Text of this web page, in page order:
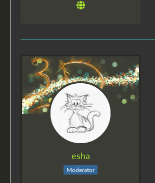
esha
Moderator